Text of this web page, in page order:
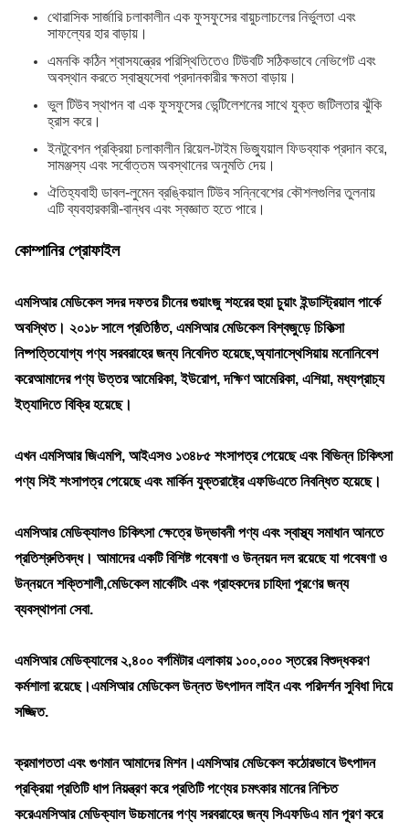
থোরাসিক সার্জারি চলাকালীন এক ফুসফুসের বায়ুচলাচলের নির্ভুলতা এবং
সাফল্যের হার বাড়ায়।
এমনকি কঠিন শ্বাসযন্ত্রের পরিস্থিতিতেও টিউবটি সঠিকভাবে নেভিগেট এবং
অবস্থান করতে স্বাস্থ্যসেবা প্রদানকারীর ক্ষমতা বাড়ায়।
ভুল টিউব স্থাপন বা এক ফুসফুসের ভেন্টিলেশনের সাথে যুক্ত জটিলতার ঝুঁকি
হ্রাস করে।
ইনটুবেশন প্রক্রিয়া চলাকালীন রিয়েল-টাইম ভিজ্যুয়াল ফিডব্যাক প্রদান করে,
সামঞ্জস্য এবং সর্বোত্তম অবস্থানের অনুমতি দেয়।
ঐতিহ্যবাহী ডাবল-লুমেন ব্রঙ্কিয়াল টিউব সন্নিবেশের কৌশলগুলির তুলনায়
এটি ব্যবহারকারী-বান্ধব এবং স্বজ্ঞাত হতে পারে।
কোম্পানির প্রোফাইল
এমসিআর মেডিকেল সদর দফতর চীনের গুয়াংজু শহরের হুয়া চুয়াং ইন্ডাস্ট্রিয়াল পার্কে
অবস্থিত। ২০১৮ সালে প্রতিষ্ঠিত, এমসিআর মেডিকেল বিশ্বজুড়ে চিকিত্সা
নিষ্পত্তিযোগ্য পণ্য সরবরাহের জন্য নিবেদিত হয়েছে,অ্যানাস্থেসিয়ায় মনোনিবেশ
করেআমাদের পণ্য উত্তর আমেরিকা, ইউরোপ, দক্ষিণ আমেরিকা, এশিয়া, মধ্যপ্রাচ্য
ইত্যাদিতে বিক্রি হয়েছে।
এখন এমসিআর জিএমপি, আইএসও ১৩৪৮৫ শংসাপত্র পেয়েছে এবং বিভিন্ন চিকিৎসা
পণ্য সিই শংসাপত্র পেয়েছে এবং মার্কিন যুক্তরাষ্ট্রে এফডিএতে নিবন্ধিত হয়েছে।
এমসিআর মেডিক্যালও চিকিৎসা ক্ষেত্রে উদ্ভাবনী পণ্য এবং স্বাস্থ্য সমাধান আনতে
প্রতিশ্রুতিবদ্ধ। আমাদের একটি বিশিষ্ট গবেষণা ও উন্নয়ন দল রয়েছে যা গবেষণা ও
উন্নয়নে শক্তিশালী,মেডিকেল মার্কেটিং এবং গ্রাহকদের চাহিদা পূরণের জন্য
ব্যবস্থাপনা সেবা.
এমসিআর মেডিক্যালের ২,৪০০ বর্গমিটার এলাকায় ১০০,০০০ স্তরের বিশুদ্ধকরণ
কর্মশালা রয়েছে।এমসিআর মেডিকেল উন্নত উৎপাদন লাইন এবং পরিদর্শন সুবিধা দিয়ে
সজ্জিত.
ক্রমাগততা এবং গুণমান আমাদের মিশন।এমসিআর মেডিকেল কঠোরভাবে উৎপাদন
প্রক্রিয়া প্রতিটি ধাপ নিয়ন্ত্রণ করে প্রতিটি পণ্যের চমৎকার মানের নিশ্চিত
করেএমসিআর মেডিক্যাল উচ্চমানের পণ্য সরবরাহের জন্য সিএফডিএ মান পূরণ করে